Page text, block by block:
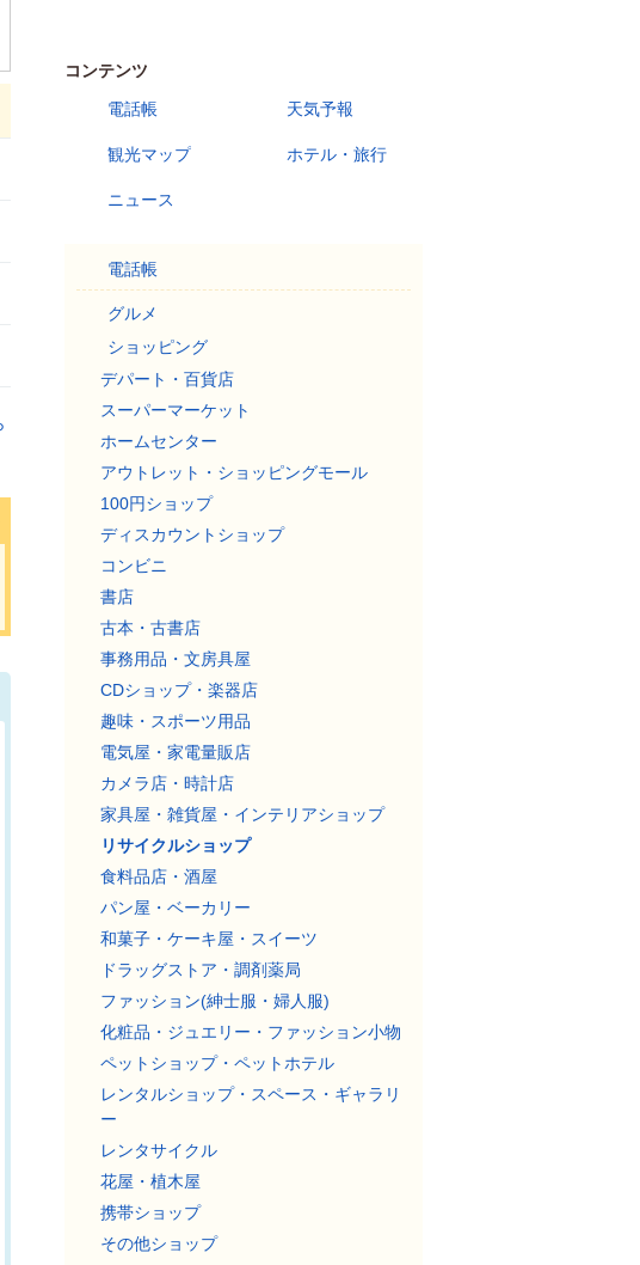
コンテンツ
電話帳
天気予報
観光マップ ホテル・旅行
ニュース
電話帳
グルメ
ショッピング
デパート・百貨店
スーパーマーケット
ホームセンター
アウトレット・ショッピングモール
100円ショップ
ディスカウントショップ
コンビニ
書店
古本・古書店
事務用品・文房具屋
CDショップ・楽器店
趣味・スポーツ用品
電気屋・家電量販店
カメラ店・時計店
家具屋・雑貨屋・インテリアショップ
リサイクルショップ
食料品店・酒屋
パン屋・ベーカリー
和菓子・ケーキ屋・スイーツ
ドラッグストア・調剤薬局
ファッション(紳士服・婦人服)
化粧品・ジュエリー・ファッション小物
ペットショップ・ペットホテル
レンタルショップ・スペース・ギャラリ
ー
レンタサイクル
花屋・植木屋
携帯ショップ
その他ショップ